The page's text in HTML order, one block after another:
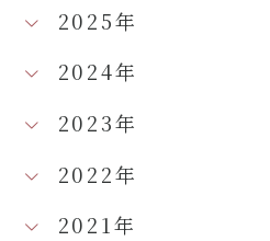
2025年
2024年
2023年
2022年
2021年